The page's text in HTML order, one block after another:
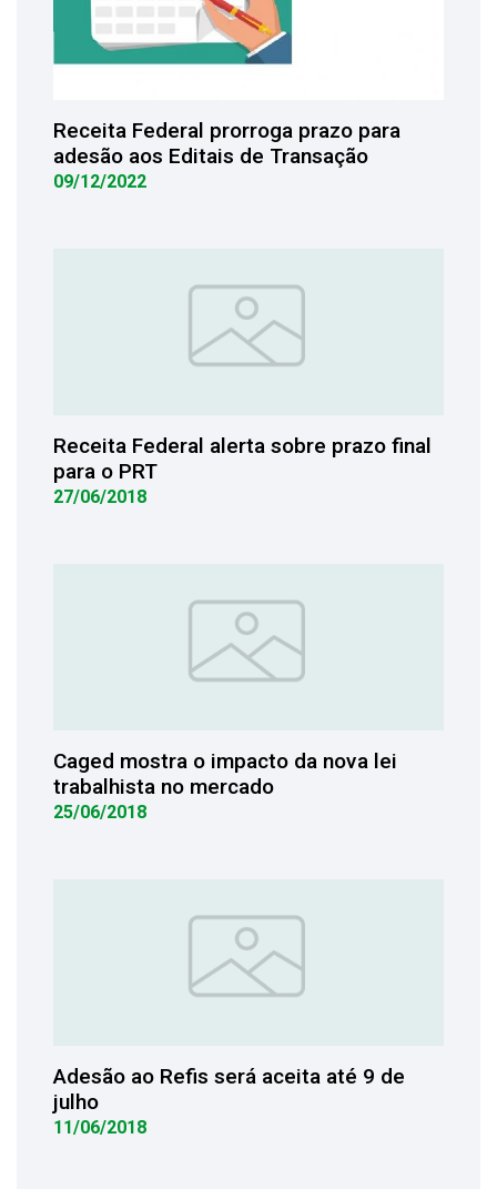
Receita Federal prorroga prazo para
adesão aos Editais de Transação
09/12/2022
Receita Federal alerta sobre prazo final
para o PRT
27/06/2018
Caged mostra o impacto da nova lei
trabalhista no mercado
25/06/2018
Adesão ao Refis será aceita até 9 de
julho
11/06/2018